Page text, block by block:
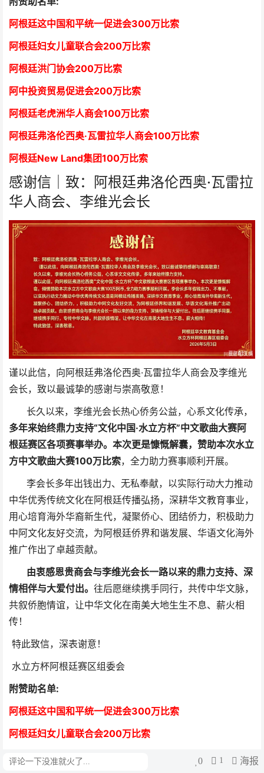
阿根廷这中国和平统一促进会300万比索
阿根廷妇女儿童联合会200万比索
阿根廷洪门协会200万比索
阿中投资贸易促进会200万比索
阿根廷老虎洲华人商会100万比索
阿根廷弗洛伦西奥·瓦雷拉华人商会100万比索
阿根廷New Land集团100万比索
感谢信｜致：阿根廷弗洛伦西奥·瓦雷拉
华人商会、李维光会长
谨以此信，向阿根廷弗洛伦西奥·瓦雷拉华人商会及李维光
会长，致以最诚挚的感谢与崇高敬意！
长久以来，李维光会长热心侨务公益，心系文化传承，
多年来始终鼎力支持“文化中国·水立方杯”中文歌曲大赛阿
根廷赛区各项赛事举办。本次更是慷慨解囊，赞助本次水立
方中文歌曲大赛100万比索，全力助力赛事顺利开展。
李会长多年出钱出力、无私奉献，以实际行动大力推动
中华优秀传统文化在阿根廷传播弘扬，深耕华文教育事业，
用心培育海外华裔新生代，凝聚侨心、团结侨力，积极助力
中阿文化友好交流，为阿根廷侨界和谐发展、华语文化海外
推广作出了卓越贡献。
由衷感恩贵商会与李维光会长一路以来的鼎力支持、深
情相伴与大爱付出。 往后愿继续携手同行，共传中华文脉，
共叙侨胞情谊，让中华文化在南美大地生生不息、薪火相
传！
特此致信，深表谢意！
水立方杯阿根廷赛区组委会
附赞助名单:
阿根廷这中国和平统一促进会300万比索
阿根廷妇女儿童联合会200万比索
阿根廷洪门协会200万比索
评论 0 1 海报